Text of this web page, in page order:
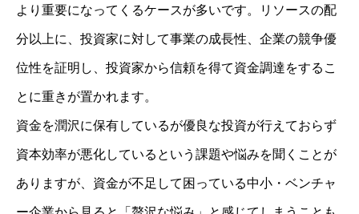
より重要になってくるケースが多いです。リソースの配
分以上に、投資家に対して事業の成長性、企業の競争優
位性を証明し、投資家から信頼を得て資金調達をするこ
とに重きが置かれます。
資金を潤沢に保有しているが優良な投資が行えておらず
資本効率が悪化しているという課題や悩みを聞くことが
ありますが、資金が不足して困っている中小・ベンチャ